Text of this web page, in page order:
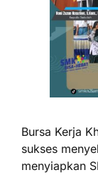
Bursa Kerja
sukses
menyiapkan